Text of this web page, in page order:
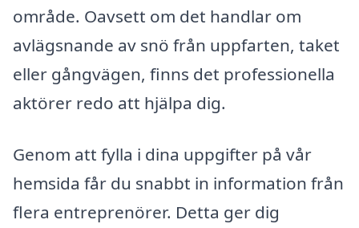
område. Oavsett om det handlar om
avlägsnande av snö från uppfarten, taket
eller gångvägen, finns det professionella
aktörer redo att hjälpa dig.
Genom att fylla i dina uppgifter på vår
hemsida får du snabbt in information från
flera entreprenörer. Detta ger dig